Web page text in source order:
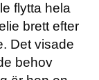
flytta hela
brett efter
Det visade
behov